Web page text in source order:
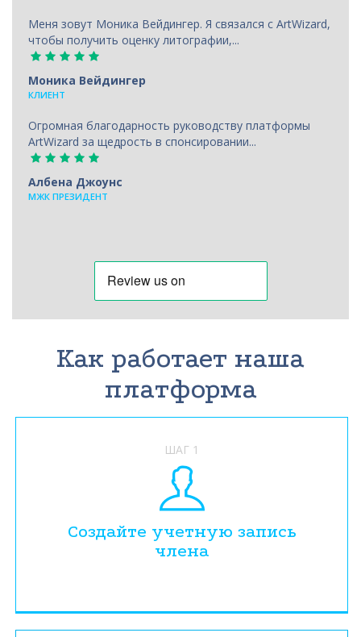
Меня зовут Моника Вейдингер. Я связался с ArtWizard,
чтобы получить оценку литографии,...
Моника Вейдингер
КЛИЕНТ
Огромная благодарность руководству платформы
ArtWizard за щедрость в спонсировании...
Албена Джоунс
МЖК ПРЕЗИДЕНТ
Как работает наша
платформа
ШАГ 1
Создайте учетную запись
члена